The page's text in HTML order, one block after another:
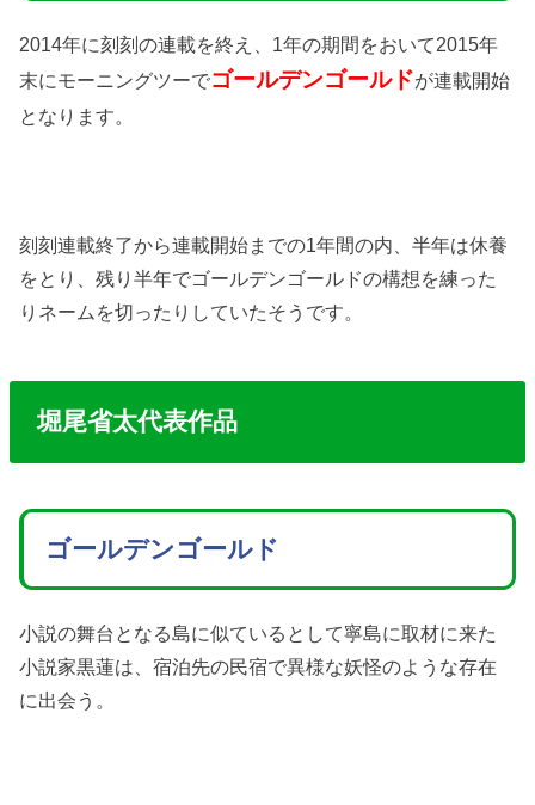
2014年に刻刻の連載を終え、1年の期間をおいて2015年
末にモーニングツーでゴールデンゴールドが連載開始
となります。
刻刻連載終了から連載開始までの1年間の内、半年は休養
をとり、残り半年でゴールデンゴールドの構想を練った
りネームを切ったりしていたそうです。
堀尾省太代表作品
ゴールデンゴールド
小説の舞台となる島に似ているとして寧島に取材に来た
小説家黒蓮は、宿泊先の民宿で異様な妖怪のような存在
に出会う。